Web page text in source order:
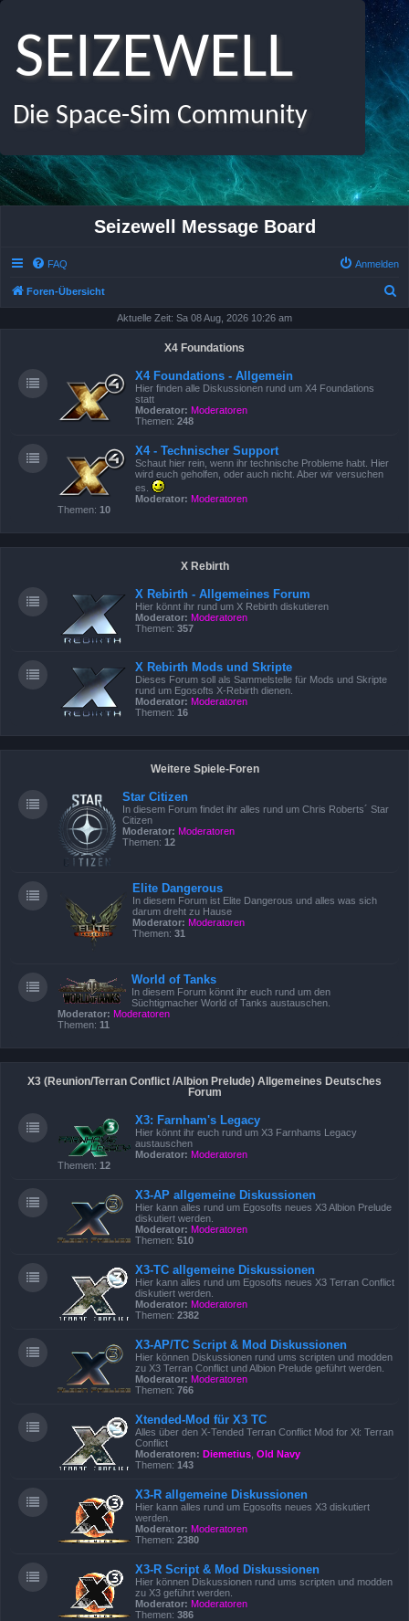
SEIZEWELL
Die Space-Sim Community
Seizewell Message Board
FAQ Anmelden
Foren-Übersicht
Aktuelle Zeit: Sa 08 Aug, 2026 10:26 am
X4 Foundations
X4 Foundations - Allgemein
Hier finden alle Diskussionen rund um X4 Foundations
statt
Moderator: Moderatoren
Themen: 248
X4 - Technischer Support
Schaut hier rein, wenn ihr technische Probleme habt. Hier
wird euch geholfen, oder auch nicht. Aber wir versuchen
es.
Moderator: Moderatoren
Themen: 10
X Rebirth
X Rebirth - Allgemeines Forum
Hier könnt ihr rund um X Rebirth diskutieren
Moderator: Moderatoren
Themen: 357
X Rebirth Mods und Skripte
Dieses Forum soll als Sammelstelle für Mods und Skripte
rund um Egosofts X-Rebirth dienen.
Moderator: Moderatoren
Themen: 16
Weitere Spiele-Foren
Star Citizen
In diesem Forum findet ihr alles rund um Chris Roberts´ Star
Citizen
Moderator: Moderatoren
Themen: 12
Elite Dangerous
In diesem Forum ist Elite Dangerous und alles was sich
darum dreht zu Hause
Moderator: Moderatoren
Themen: 31
World of Tanks
In diesem Forum könnt ihr euch rund um den
Süchtigmacher World of Tanks austauschen.
Moderator: Moderatoren
Themen: 11
X3 (Reunion/Terran Conflict /Albion Prelude) Allgemeines Deutsches
Forum
X3: Farnham's Legacy
Hier könnt ihr euch rund um X3 Farnhams Legacy
austauschen
Moderator: Moderatoren
Themen: 12
X3-AP allgemeine Diskussionen
Hier kann alles rund um Egosofts neues X3 Albion Prelude
diskutiert werden.
Moderator: Moderatoren
Themen: 510
X3-TC allgemeine Diskussionen
Hier kann alles rund um Egosofts neues X3 Terran Conflict
diskutiert werden.
Moderator: Moderatoren
Themen: 2382
X3-AP/TC Script & Mod Diskussionen
Hier können Diskussionen rund ums scripten und modden
zu X3 Terran Conflict und Albion Prelude geführt werden.
Moderator: Moderatoren
Themen: 766
Xtended-Mod für X3 TC
Alles über den X-Tended Terran Conflict Mod for Xł: Terran
Conflict
Moderatoren: Diemetius Old Navy
Themen: 143
X3-R allgemeine Diskussionen
Hier kann alles rund um Egosofts neues X3 diskutiert
werden.
Moderator: Moderatoren
Themen: 2380
X3-R Script & Mod Diskussionen
Hier können Diskussionen rund ums scripten und modden
zu X3 geführt werden.
Moderator: Moderatoren
Themen: 386